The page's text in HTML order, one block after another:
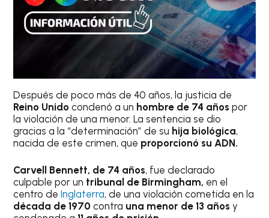
Después de poco más de 40 años, la justicia de
Reino Unidocondenó a un hombre de 74 añospor
la violación de una menor. La sentencia se dio
gracias a la “determinación” de su hija biológica,
nacida de este crimen, que proporcionó su ADN.
Carvell Bennett, de 74 años, fue declarado
culpable por un tribunal de Birmingham, en el
centro deInglaterra, de una violación cometida en la
década de 1970contra una menor de 13 años y